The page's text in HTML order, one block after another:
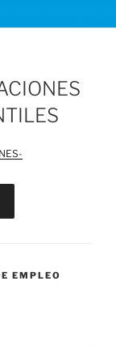
EMPLEO